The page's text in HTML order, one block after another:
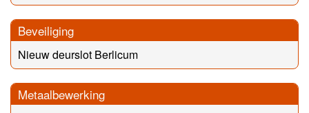
Beveiliging
Nieuw deurslot Berlicum
Metaalbewerking